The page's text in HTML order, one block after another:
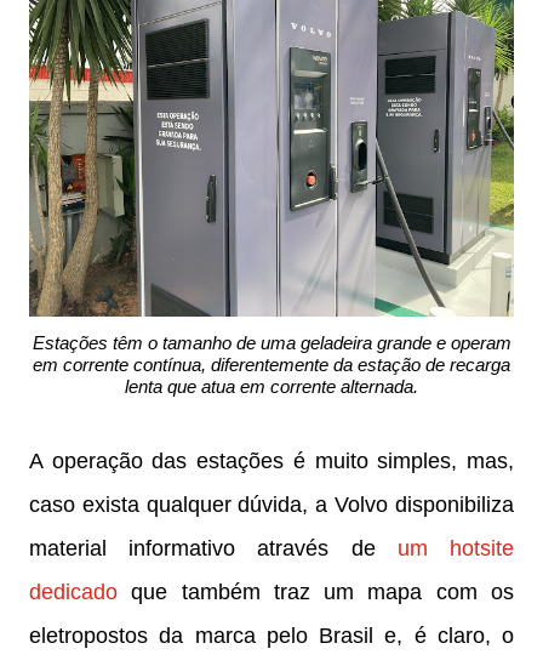
Estações têm o tamanho de uma geladeira grande e operam
em corrente contínua, diferentemente da estação de recarga
lenta que atua em corrente alternada.
A operação das estações é muito simples, mas,
caso exista qualquer dúvida, a Volvo disponibiliza
material informativo através de um hotsite
dedicado que também traz um mapa com os
eletropostos da marca pelo Brasil e, é claro, o